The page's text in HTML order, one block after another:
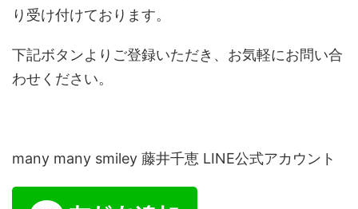
り受け付けております。
下記ボタンよりご登録いただき、お気軽にお問い合
わせください。
many many smiley 藤井千恵 LINE公式アカウント